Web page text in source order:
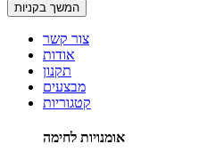
המשך בקניות
צור קשר
אודות
תקנון
מבצעים
קטגוריות
אומנויות לחימה